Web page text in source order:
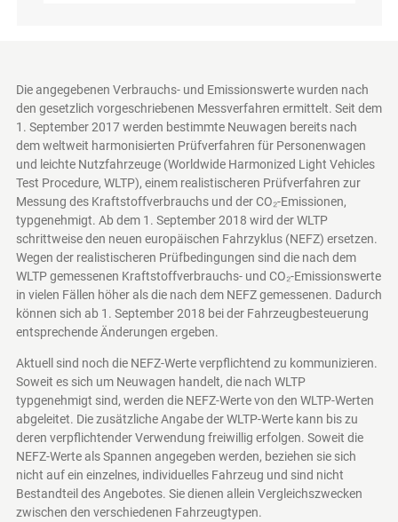
Die angegebenen Verbrauchs- und Emissionswerte wurden nach
den gesetzlich vorgeschriebenen Messverfahren ermittelt. Seit dem
1. September 2017 werden bestimmte Neuwagen bereits nach
dem weltweit harmonisierten Prüfverfahren für Personenwagen
und leichte Nutzfahrzeuge (Worldwide Harmonized Light Vehicles
Test Procedure, WLTP), einem realistischeren Prüfverfahren zur
Messung des Kraftstoffverbrauchs und der CO₂-Emissionen,
typgenehmigt. Ab dem 1. September 2018 wird der WLTP
schrittweise den neuen europäischen Fahrzyklus (NEFZ) ersetzen.
Wegen der realistischeren Prüfbedingungen sind die nach dem
WLTP gemessenen Kraftstoffverbrauchs- und CO₂-Emissionswerte
in vielen Fällen höher als die nach dem NEFZ gemessenen. Dadurch
können sich ab 1. September 2018 bei der Fahrzeugbesteuerung
entsprechende Änderungen ergeben.
Aktuell sind noch die NEFZ-Werte verpflichtend zu kommunizieren.
Soweit es sich um Neuwagen handelt, die nach WLTP
typgenehmigt sind, werden die NEFZ-Werte von den WLTP-Werten
abgeleitet. Die zusätzliche Angabe der WLTP-Werte kann bis zu
deren verpflichtender Verwendung freiwillig erfolgen. Soweit die
NEFZ-Werte als Spannen angegeben werden, beziehen sie sich
nicht auf ein einzelnes, individuelles Fahrzeug und sind nicht
Bestandteil des Angebotes. Sie dienen allein Vergleichszwecken
zwischen den verschiedenen Fahrzeugtypen.